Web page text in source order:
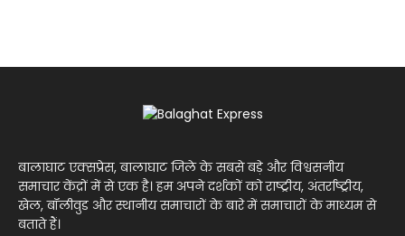
बालाघाट एक्सप्रेस, बालाघाट जिले के सबसे बड़े और विश्वसनीय
समाचार केंद्रों में से एक है। हम अपने दर्शकों को राष्ट्रीय, अंतर्राष्ट्रीय,
खेल, बॉलीवुड और स्थानीय समाचारों के बारे में समाचारों के माध्यम से
बताते हैं।